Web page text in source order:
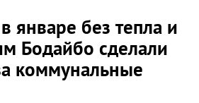
январе без тепла и
Бодайбо сделали
коммунальные